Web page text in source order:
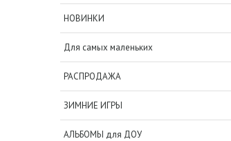
НОВИНКИ
Для самых маленьких
РАСПРОДАЖА
ЗИМНИЕ ИГРЫ
АЛЬБОМЫ для ДОУ